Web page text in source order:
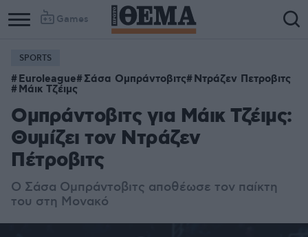
Games
SPORTS
Euroleague Σάσα Ομπράντοβιτς Ντράζεν Πετροβιτς
Μάικ Τζέιμς
Ομπράντοβιτς για Μάικ Τζέιμς:
Θυμίζει τον Ντράζεν
Πέτροβιτς
O Σάσα Ομπράντοβιτς αποθέωσε τον παίκτη
του στη Μονακό